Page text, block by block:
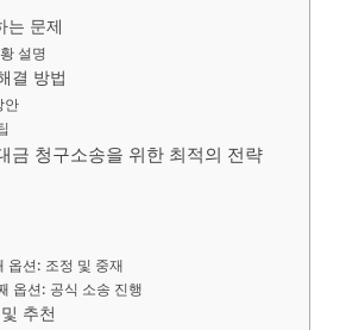
는 문제
설명
결 방법
안
금 청구소송을 위한 최적의 전략
옵션: 조정 및 중재
옵션: 공식 소송 진행
추천